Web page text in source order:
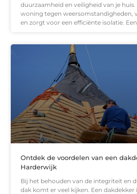
duurzaamheid en veiligheid van je
woning tegen weersomstandigheden,
en zorgt voor een efficiënte isolatie. Een
Ontdek de voordelen van een
Harderwijk
Bij het behouden van de integriteit en
dak komt er veel kijken. Een